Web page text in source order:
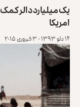
یک ميليارد دالر
امریکا
۱۴ دلو ۱۳۹۳ - ۳ فبروری ۲۰۱۵